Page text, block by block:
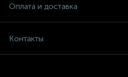
Оплата и доставка
Контакты